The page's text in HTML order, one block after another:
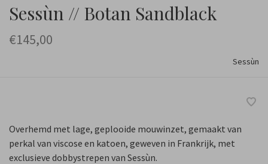
Sessùn // Botan Sandblack
€145,00
Sessùn
Overhemd met lage, geplooide mouwinzet, gemaakt van
perkal van viscose en katoen, geweven in Frankrijk, met
exclusieve dobbystrepen van Sessùn.